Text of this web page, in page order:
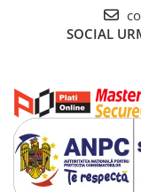
SOCIAL